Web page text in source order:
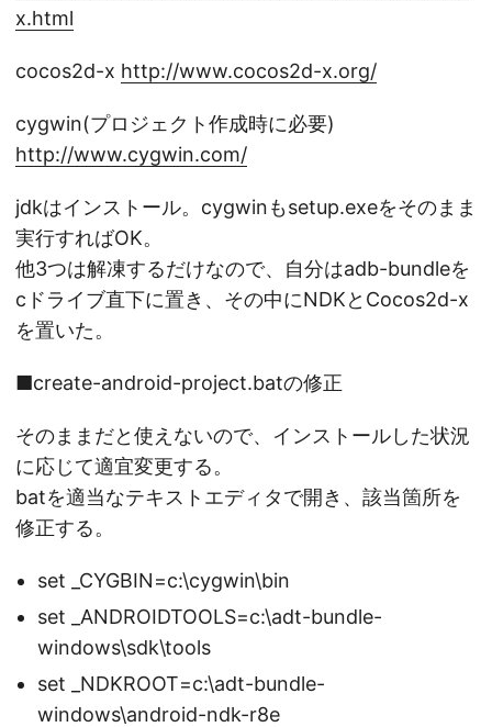
x.html
cocos2d-x http://www.cocos2d-x.org/
cygwin(プロジェクト作成時に必要)
http://www.cygwin.com/
jdkはインストール。cygwinもsetup.exeをそのまま
実行すればOK。
他3つは解凍するだけなので、自分はadb-bundleを
cドライブ直下に置き、その中にNDKとCocos2d-x
を置いた。
■create-android-project.batの修正
そのままだと使えないので、インストールした状況
に応じて適宜変更する。
batを適当なテキストエディタで開き、該当箇所を
修正する。
set _CYGBIN=c:\cygwin\bin
set _ANDROIDTOOLS=c:\adt-bundle-
windows\sdk\tools
set _NDKROOT=c:\adt-bundle-
windows\android-ndk-r8e